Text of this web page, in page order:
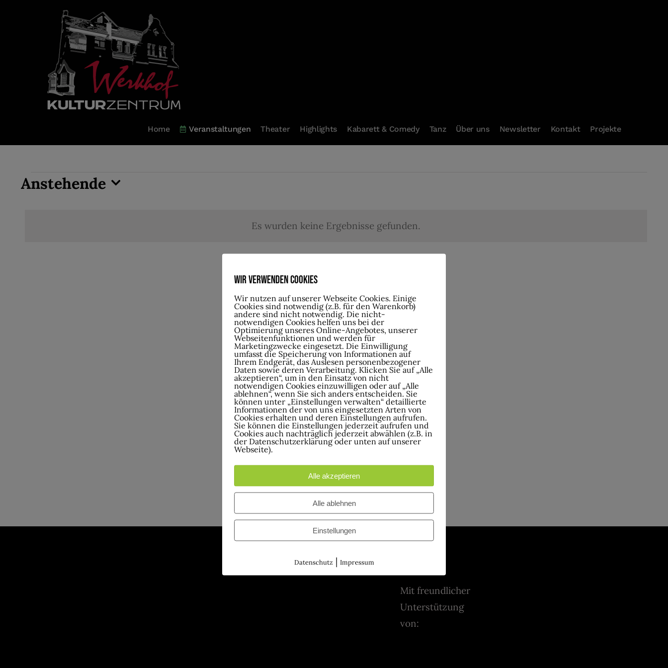
Home Veranstaltungen Theater Highlights Kabarett & Comedy Tanz Über uns Newsletter Kontakt Projekte
Veranstaltungen
Hinweis
Es wurden keine Ergebnisse gefunden.
Anstehende
Mit freundlicher
Unterstützung
von:
Wir verwenden Cookies
Wir nutzen auf unserer Webseite Cookies. Einige
Cookies sind notwendig (z.B. für den Warenkorb)
andere sind nicht notwendig. Die nicht-
notwendigen Cookies helfen uns bei der
Optimierung unseres Online-Angebotes, unserer
Webseitenfunktionen und werden für
Marketingzwecke eingesetzt. Die Einwilligung
umfasst die Speicherung von Informationen auf
Ihrem Endgerät, das Auslesen personenbezogener
Daten sowie deren Verarbeitung. Klicken Sie auf „Alle
akzeptieren“, um in den Einsatz von nicht
notwendigen Cookies einzuwilligen oder auf „Alle
ablehnen“, wenn Sie sich anders entscheiden. Sie
können unter „Einstellungen verwalten“ detaillierte
Informationen der von uns eingesetzten Arten von
Cookies erhalten und deren Einstellungen aufrufen.
Sie können die Einstellungen jederzeit aufrufen und
Cookies auch nachträglich jederzeit abwählen (z.B. in
der Datenschutzerklärung oder unten auf unserer
Webseite).
Alle akzeptieren
Alle ablehnen
Einstellungen
Datenschutz | Impressum